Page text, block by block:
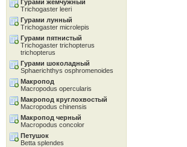
Гурами жемчужный
Trichogaster leeri
Гурами лунный
Trichogaster microlepis
Гурами пятнистый
Trichogaster trichopterus
trichopterus
Гурами шоколадный
Sphaerichthys osphromenoides
Макропод
Macropodus opercularis
Макропод круглохвостый
Macropodus chinensis
Макропод черный
Macropodus concolor
Петушок
Betta splendes